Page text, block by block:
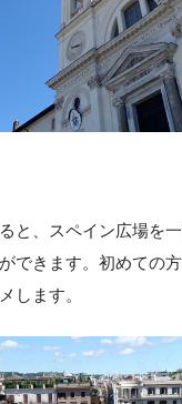
と、スペイン広場を
できます。初めての
します。